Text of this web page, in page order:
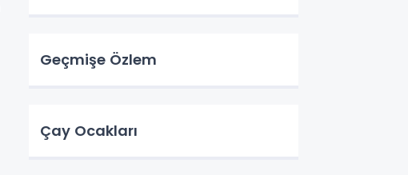
Geçmişe Özlem
Çay Ocakları